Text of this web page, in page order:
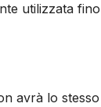
utilizzata
avrà lo